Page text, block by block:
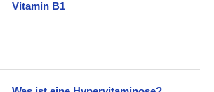
Vitamin B1